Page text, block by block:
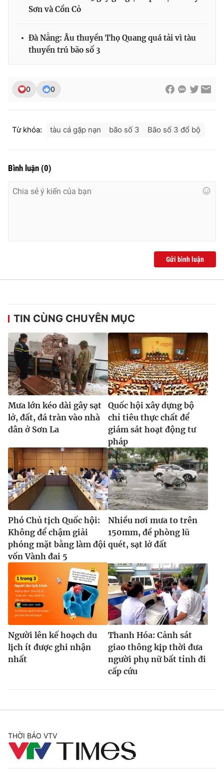
Ðiện thoại Thời báo VTV:
Liên hệ quảng cáo:
024-7300.7108
® Cấm sao chép dưới mọi hình thức nếu không có sự chấp
thông tin từ website này.
Sơn và Cồn Cỏ
Đà Nẵng: Âu thuyền Thọ Quang quá tải vì tàu
thuyền trú bão số 3
0 0
Từ khóa: tàu cá gặp nạn bão số 3 Bão số 3 đổ bộ
Bình luận (0)
Gửi bình luận
TIN CÙNG CHUYÊN MỤC
Mưa lớn kéo dài gây sạt
lở, đất, đá tràn vào nhà
dân ở Sơn La
Quốc hội xây dựng bộ
chỉ tiêu thực chất để
giám sát hoạt động tư
pháp
Phó Chủ tịch Quốc hội:
Không để chậm giải
phóng mặt bằng làm đội
vốn Vành đai 5
Nhiều nơi mưa to trên
150mm, đề phòng lũ
quét, sạt lở đất
Người lên kế hoạch du
lịch ít được ghi nhận
nhất
Thanh Hóa: Cảnh sát
giao thông kịp thời đưa
người phụ nữ bất tỉnh đi
cấp cứu
THỜI BÁO VTV